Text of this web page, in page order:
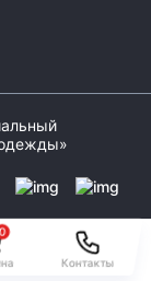
0
Контакты